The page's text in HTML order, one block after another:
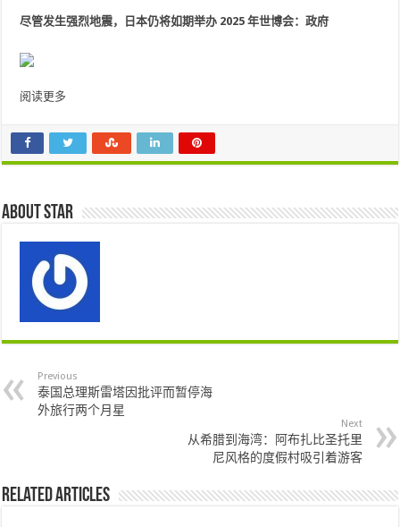
尽管发生强烈地震，日本仍将如期举办 2025 年世博会：政府
阅读更多
About star
Previous
泰国总理斯雷塔因批评而暂停海
外旅行两个月星
Next
从希腊到海湾：阿布扎比圣托里
尼风格的度假村吸引着游客
Related Articles